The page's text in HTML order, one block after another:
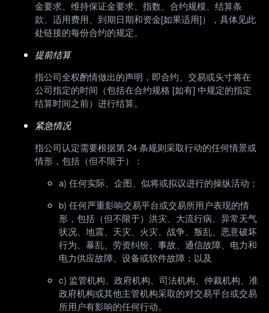
金要求、维持保证金要求、指数、合约规模、结算条
款、适用费用、到期日期和资金[如果适用]），具体见此
处链接的每份合约的规定。
提前结算
指公司全权酌情做出的声明，即合约、交易或头寸将在
公司指定的时间（包括在合约规格 [如有] 中规定的指定
结算时间之前）进行结算。
紧急情况
指公司认定需要根据第 24 条规则采取行动的任何情景或
情形，包括（但不限于）：
a) 任何实际、企图、似将或拟议进行的操纵活动；
b) 任何严重影响交易平台或交易所用户表现的情
形，包括（但不限于）洪灾、大流行病、异常天气
状况、地震、天灾、火灾、战争、叛乱、恶意破坏
行为、暴乱、劳资纠纷、事故、通信故障、电力和
电力供应故障、设备或软件故障；以及
c) 监管机构、政府机构、司法机构、仲裁机构、准
政府机构或其他主管机构采取的对交易平台或交易
所用户有影响的任何行动。